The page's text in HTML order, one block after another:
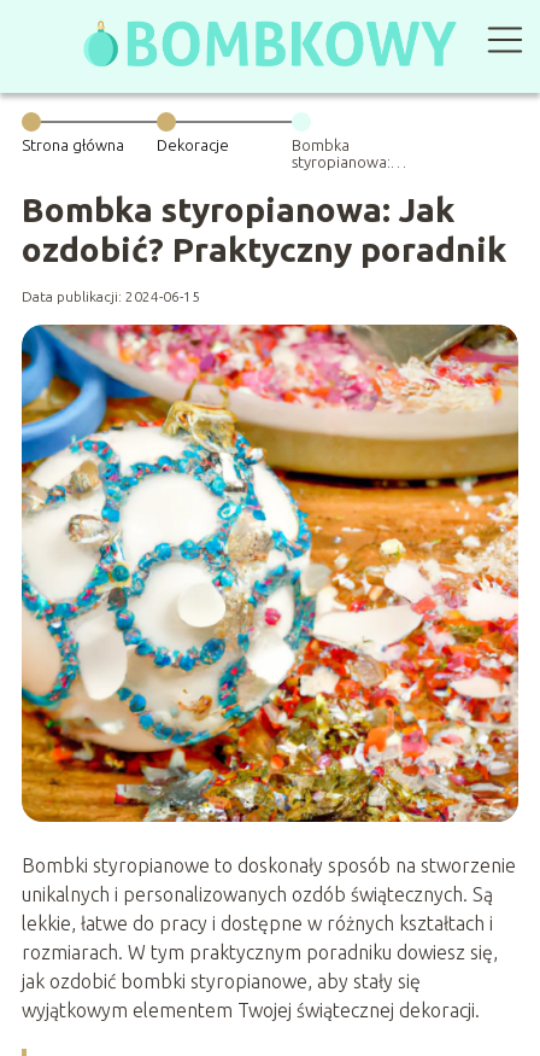
Strona główna Dekoracje
Bombka
styropianowa:
poradnik
Bombka styropianowa: Jak
ozdobić? Praktyczny poradnik
Data publikacji: 2024-06-15
Bombki styropianowe to doskonały sposób na stworzenie
unikalnych i personalizowanych ozdób świątecznych. Są
lekkie, łatwe do pracy i dostępne w różnych kształtach i
rozmiarach. W tym praktycznym poradniku dowiesz się,
jak ozdobić bombki styropianowe, aby stały się
wyjątkowym elementem Twojej świątecznej dekoracji.